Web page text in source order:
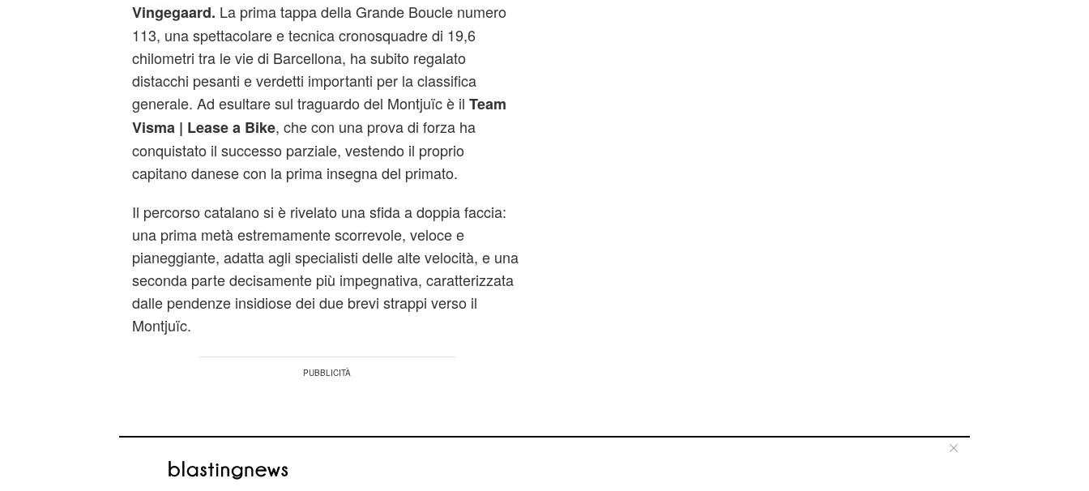
Vingegaard. La prima tappa della Grande Boucle numero
113, una spettacolare e tecnica cronosquadre di 19,6
chilometri tra le vie di Barcellona, ha subito regalato
distacchi pesanti e verdetti importanti per la classifica
generale. Ad esultare sul traguardo del Montjuïc è il Team
Visma | Lease a Bike, che con una prova di forza ha
conquistato il successo parziale, vestendo il proprio
capitano danese con la prima insegna del primato.
Il percorso catalano si è rivelato una sfida a doppia faccia:
una prima metà estremamente scorrevole, veloce e
pianeggiante, adatta agli specialisti delle alte velocità, e una
seconda parte decisamente più impegnativa, caratterizzata
dalle pendenze insidiose dei due brevi strappi verso il
Montjuïc.